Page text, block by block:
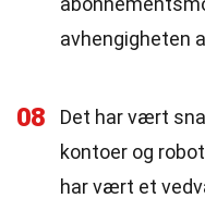
avhengigheten
08
Det har vært
kontoer og
har vært et